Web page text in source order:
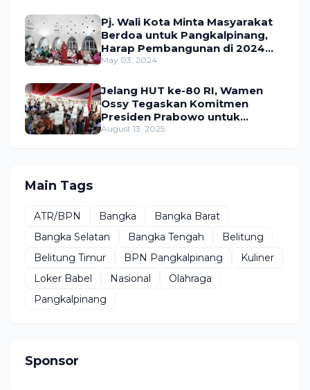
Pj. Wali Kota Minta Masyarakat
Berdoa untuk Pangkalpinang,
Harap Pembangunan di 2024
Berjalan Lancar
May 03, 2024
Jelang HUT ke-80 RI, Wamen
Ossy Tegaskan Komitmen
Presiden Prabowo untuk
Menyejahterakan Rakyat
August 13, 2025
Main Tags
ATR/BPN Bangka
Bangka Barat
Bangka Selatan
Bangka Tengah
Belitung
Belitung Timur
BPN Pangkalpinang
Kuliner
Loker Babel
Nasional
Olahraga
Pangkalpinang
Sponsor